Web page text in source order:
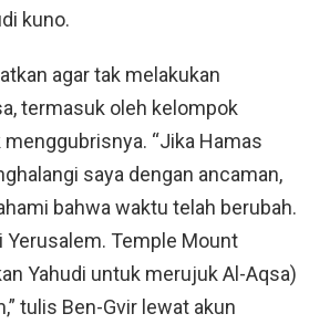
kuno.
agar tak melakukan
termasuk oleh kelompok
menggubrisnya. “Jika Hamas
saya dengan ancaman,
bahwa waktu telah berubah.
Yerusalem. Temple Mount
Yahudi untuk merujuk Al-Aqsa)
tulis Ben-Gvir lewat akun